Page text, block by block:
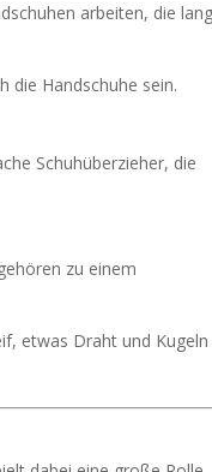
arbeiten, die
die Handschuhe sein.
Schuhüberzieher, die
zu einem
etwas Draht und